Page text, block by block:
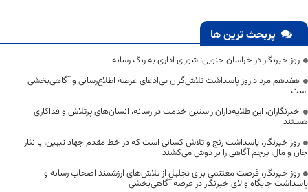
پربحث ترین ها
روز خبرنگار در خراسان جنوبی؛ شورای اداری به رنگ رسانه
هفدهم مرداد روز پاسداشت تلاش‌گران بی‌ادعای عرصه اطلاع‌رسانی و آگاهی‌بخشی
است
خبرنگاران، این طلایه‌داران راستین خدمت در رسانه، انسان‌های پرتلاش و فداکاری
هستند
روز خبرنگار، پاسداشت رنج و تلاش کسانی است که در خط مقدم جهاد تبیین، با نثار
جان و مال، پرچم آگاهی را بر دوش می‌کشند
روز خبرنگار، فرصت مغتنمی برای تجلیل از تلاش‌های ارزشمند اصحاب رسانه و
پاسداشت جایگاه والای خبرنگار در عرصه آگاهی‌بخشی